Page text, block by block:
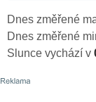
Dnes změřené
Dnes změřené
Slunce vychází v